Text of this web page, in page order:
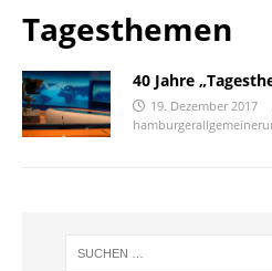
Tagesthemen
40 Jahre
19. Dezember 2017